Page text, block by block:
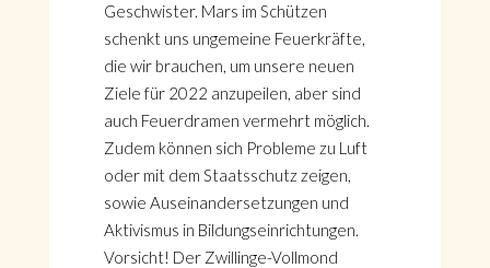
Geschwister. Mars im Schützen
schenkt uns ungemeine Feuerkräfte,
die wir brauchen, um unsere neuen
Ziele für 2022 anzupeilen, aber sind
auch Feuerdramen vermehrt möglich.
Zudem können sich Probleme zu Luft
oder mit dem Staatsschutz zeigen,
sowie Auseinandersetzungen und
Aktivismus in Bildungseinrichtungen.
Vorsicht! Der Zwillinge-Vollmond